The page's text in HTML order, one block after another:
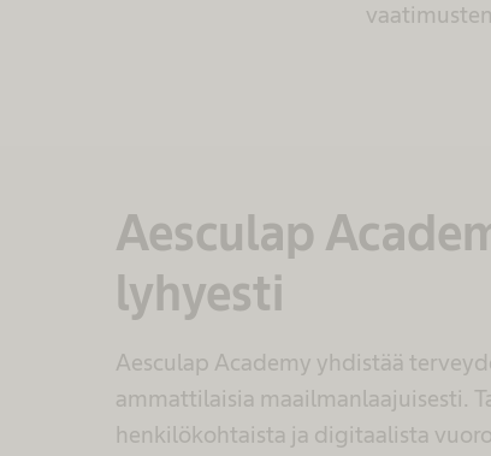
Aesculap
lyhyesti
Aesculap Academy yhdistää
ammattilaisia maailmanlaajuisesti.
henkilökohtaista ja digitaalista